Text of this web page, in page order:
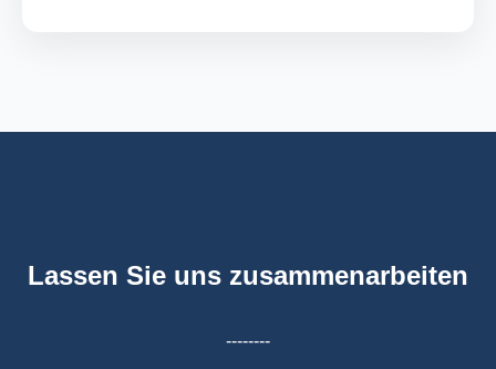
Lassen Sie uns zusammenarbeiten
--------